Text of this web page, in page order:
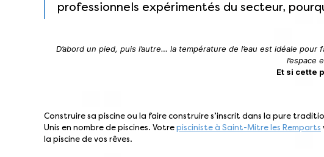
professionnels expérimentés du secteur,
D’abord un pied, puis l’autre… la température de l’eau est idéale
l’espace
Et si cette
Construire sa piscine ou la faire construire s’inscrit dans la pure
Unis en nombre de piscines. Votre pisciniste à Saint-Mitre les Remparts
la piscine de vos rêves.